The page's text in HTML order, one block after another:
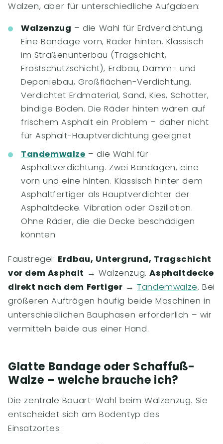
Walzen, aber für unterschiedliche Aufgaben:
Walzenzug – die Wahl für Erdverdichtung.
Eine Bandage vorn, Räder hinten. Klassisch
im Straßenunterbau (Tragschicht,
Frostschutzschicht), Erdbau, Damm- und
Deponiebau, Großflächen-Verdichtung.
Verdichtet Erdmaterial, Sand, Kies, Schotter,
bindige Böden. Die Räder hinten wären auf
frischem Asphalt ein Problem – daher nicht
für Asphalt-Hauptverdichtung geeignet
Tandemwalze – die Wahl für
Asphaltverdichtung. Zwei Bandagen, eine
vorn und eine hinten. Klassisch hinter dem
Asphaltfertiger als Hauptverdichter der
Asphaltdecke. Vibration oder Oszillation.
Ohne Räder, die die Decke beschädigen
könnten
Faustregel: Erdbau, Untergrund, Tragschicht
vor dem Asphalt → Walzenzug.Asphaltdecke
direkt nach dem Fertiger →Tandemwalze. Bei
größeren Aufträgen häufig beide Maschinen in
unterschiedlichen Bauphasen erforderlich – wir
vermitteln beide aus einer Hand.
Glatte Bandage oder Schaffuß-
Walze – welche brauche ich?
Die zentrale Bauart-Wahl beim Walzenzug. Sie
entscheidet sich am Bodentyp des
Einsatzortes: